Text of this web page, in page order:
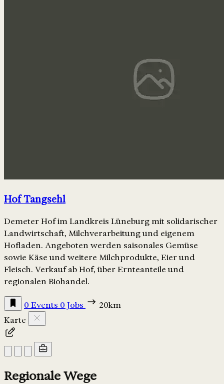
Hof Tangsehl
Demeter Hof im Landkreis Lüneburg mit solidarischer
Landwirtschaft, Milchverarbeitung und eigenem
Hofladen. Angeboten werden saisonales Gemüse
sowie Käse und weitere Milchprodukte, Eier und
Fleisch. Verkauf ab Hof, über Ernteanteile und
regionalen Biohandel.
0 Events 0 Jobs
20km
Karte
Regionale Wege